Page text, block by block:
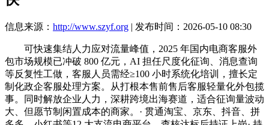
信息来源： http://www.szyf.org | 发布时间：2026-05-10 08:30
可快速集结人力应对流量峰值，2025 年国内电商客服外
包市场规模已冲破 800 亿元，AI 担任尺度化征询、消息查询
等反复性工做，客服人员需经≥100 小时系统化培训，擅长定
制化政企客服处理方案。从打根本售前售后客服轻量化外包揽
事。同时解放企业人力，深耕跨境出海赛道，适合征询量波动
大、但愿节制闲置成本的商家。· 贯通淘宝、京东、抖音、拼